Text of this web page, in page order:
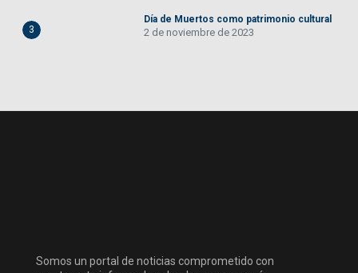
3
Día de Muertos como patrimonio cultural
2 de noviembre de 2023
Somos un portal de noticias comprometido con